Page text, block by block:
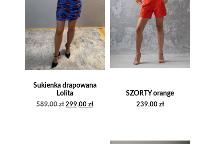
Sukienka drapowana
Lolita
589,00zł P
299,00złA
SZORTY orange
239,00 zł